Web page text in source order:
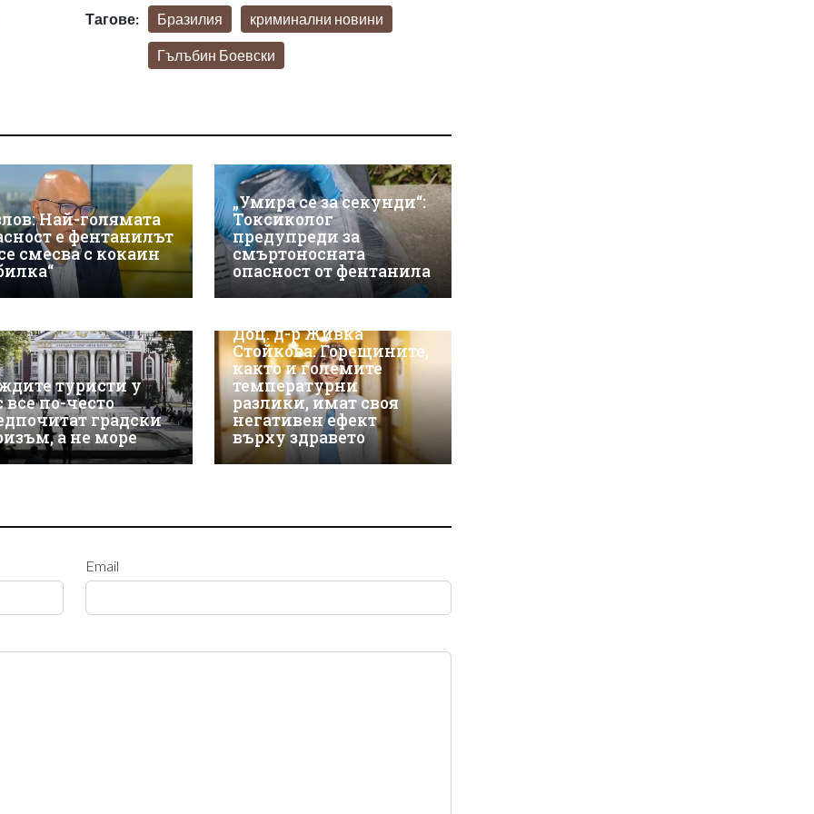
Тагове: Бразилия криминални новини
Гълъбин Боевски
Най-голямата
е фентанилът
смесва с кокаин
„Умира се за секунди“:
Токсиколог
предупреди за
смъртоносната
опасност от фентанила
туристи у
все по-често
градски
а не море
Доц. д-р Живка
Стойкова: Горещините,
както и големите
температурни
разлики, имат своя
негативен ефект
върху здравето
Email